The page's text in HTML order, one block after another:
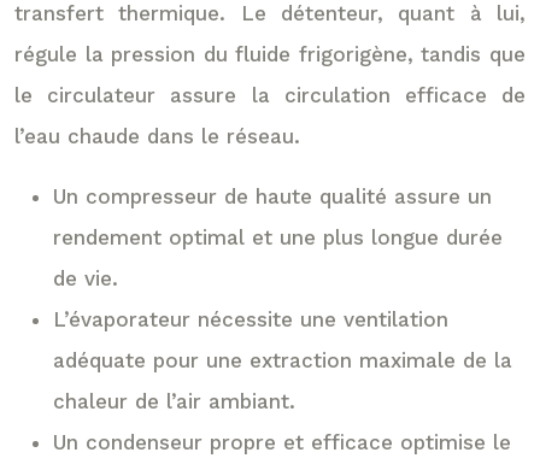
transfert thermique. Le détenteur, quant à lui,
régule la pression du fluide frigorigène, tandis que
le circulateur assure la circulation efficace de
l’eau chaude dans le réseau.
Un compresseur de haute qualité assure un
rendement optimal et une plus longue durée
de vie.
L’évaporateur nécessite une ventilation
adéquate pour une extraction maximale de la
chaleur de l’air ambiant.
Un condenseur propre et efficace optimise le